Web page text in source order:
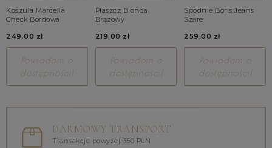
Koszula Marcella
Check Bordowa
249.00 zł
Powiadom o
dostępności!
Płaszcz Bionda
Brązowy
219.00 zł
Powiadom o
dostępności!
Spodnie Boris Jeans
Szare
259.00 zł
Powiadom o
dostępności!
DARMOWY TRANSPORT
Transakcje powyżej 350 PLN